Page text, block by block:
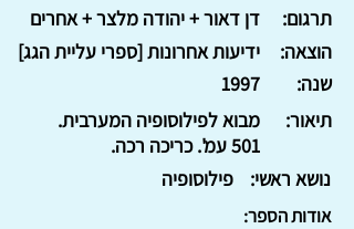
דן דאור + יהודה מלצר + אחרים
תרגום:
ידיעות אחרונות [ספרי עליית הגג]
הוצאה:
1997
שנה:
מבוא לפילוסופיה המערבית.
501 עמ'. כריכה רכה.
תיאור:
פילוסופיה נושא ראשי:
אודות הספר: